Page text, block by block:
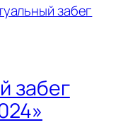
забег